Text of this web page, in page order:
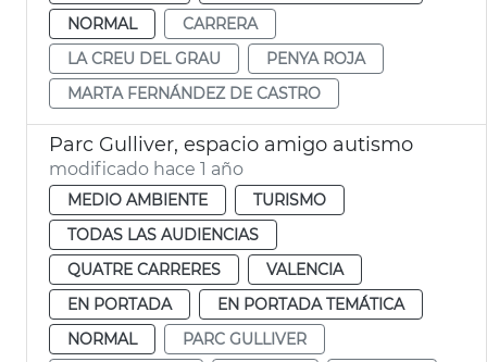
NORMAL
CARRERA
LA CREU DEL GRAU
PENYA ROJA
MARTA FERNÁNDEZ DE CASTRO
Parc Gulliver, espacio amigo autismo
modificado hace 1 año
MEDIO AMBIENTE
TURISMO
TODAS LAS AUDIENCIAS
QUATRE CARRERES
VALENCIA
EN PORTADA
EN PORTADA TEMÁTICA
NORMAL
PARC GULLIVER